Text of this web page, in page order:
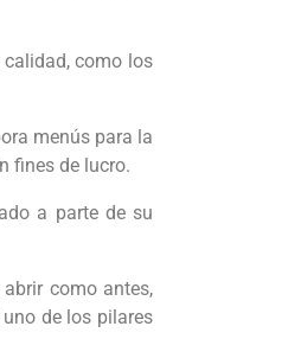
como los
menús para la
fines de lucro.
a parte de su
como antes,
de los pilares